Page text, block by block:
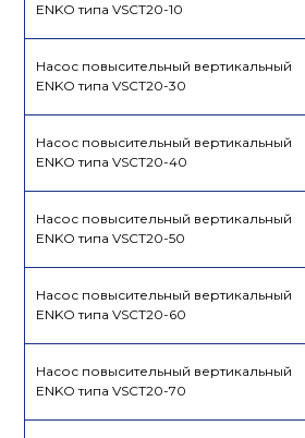
ENKO типа VSCT20-10
Насос повысительный вертикальный
ENKO типа VSCT20-30
Насос повысительный вертикальный
ENKO типа VSCT20-40
Насос повысительный вертикальный
ENKO типа VSCT20-50
Насос повысительный вертикальный
ENKO типа VSCT20-60
Насос повысительный вертикальный
ENKO типа VSCT20-70